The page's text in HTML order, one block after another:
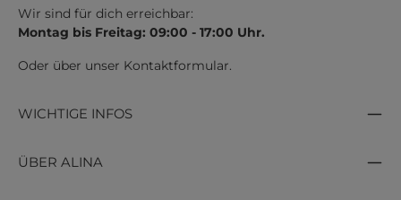
Wir sind für dich erreichbar:
Montag bis Freitag: 09:00 - 17:00 Uhr.
Oder über unser Kontaktformular.
WICHTIGE INFOS
ÜBER ALINA